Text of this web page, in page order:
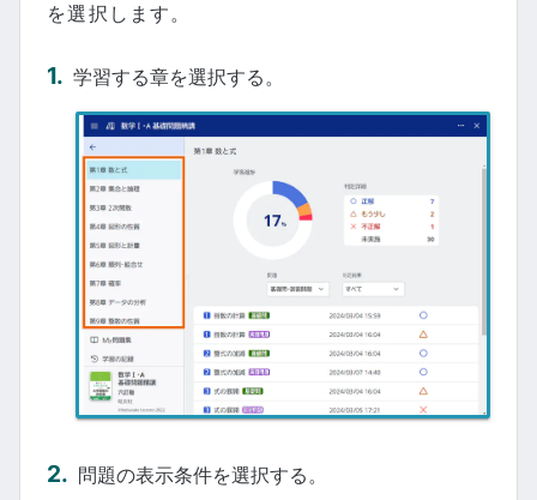
を選択します。
学習する章を選択する。
問題の表示条件を選択する。